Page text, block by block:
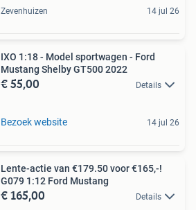
Zevenhuizen 14 jul 26
IXO 1:18 - Model sportwagen - Ford
Mustang Shelby GT500 2022
€ 55,00 Details
Bezoek website 14 jul 26
Lente-actie van €179.50 voor €165,-!
G079 1:12 Ford Mustang
€ 165,00 Details